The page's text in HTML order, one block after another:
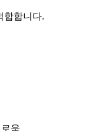
합합니다.
움